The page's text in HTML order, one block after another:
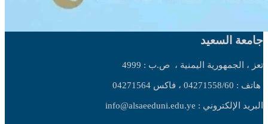
جامعة السعيد
تعز ، الجمهورية اليمنية ، ص.ب : 4999
هاتف : 04271558/60 ، فاكس 04271564
البريد الإلكتروني : info@alsaeeduni.edu.ye